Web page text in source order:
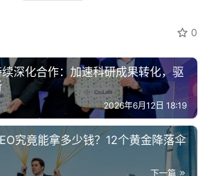
0
深化合作：加速科研成果转化，驱
2026年6月12日 18:19
究竟能拿多少钱？12个黄金降落伞
下一篇